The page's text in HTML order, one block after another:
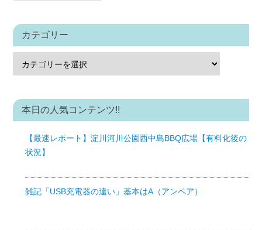
カテゴリー
本日の人気コンテンツ!!
【最速レポート】淀川河川公園西中島BBQ広場【有料化後の
状況】
雑記「USB充電器の違い」基本はA（アンペア）